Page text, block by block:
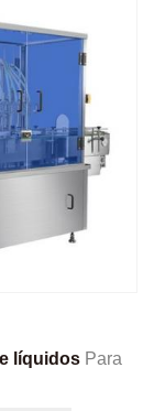
líquidos Para